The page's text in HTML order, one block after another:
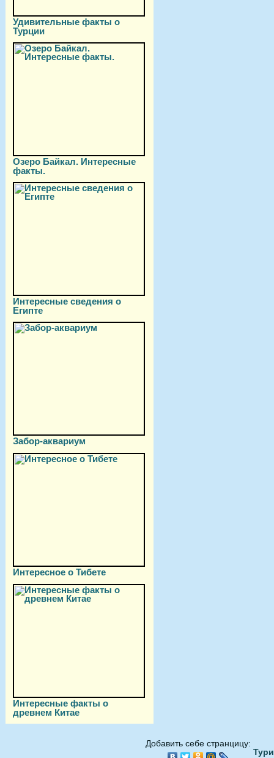
Удивительные факты о
Турции
Озеро Байкал. Интересные
факты.
Интересные сведения о
Египте
Забор-аквариум
Интересное о Тибете
Интересные факты о
древнем Китае
Добавить себе странцицу: